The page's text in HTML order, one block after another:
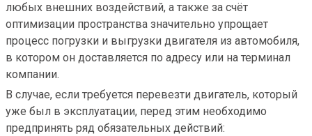
любых внешних воздействий, а также за счёт
оптимизации пространства значительно упрощает
процесс погрузки и выгрузки двигателя из автомобиля,
в котором он доставляется по адресу или на терминал
компании.
В случае, если требуется перевезти двигатель, который
уже был в эксплуатации, перед этим необходимо
предпринять ряд обязательных действий: